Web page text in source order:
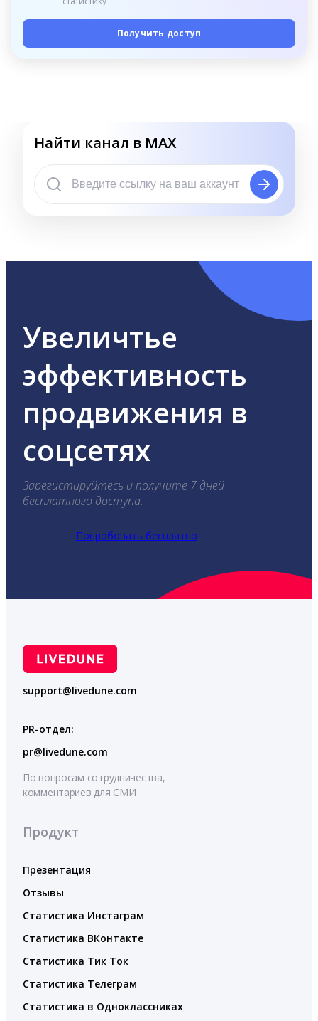
Получить доступ
Найти канал в MAX
Увеличтье
эффективность
продвижения в
соцсетях
Зарегистируйтесь и получите 7 дней
бесплатного доступа.
Попробовать бесплатно
support@livedune.com
PR-отдел:
pr@livedune.com
По вопросам сотрудничества,
комментариев для СМИ
Продукт
Презентация
Отзывы
Статистика Инстаграм
Статистика ВКонтакте
Статистика Тик Ток
Статистика Телеграм
Статистика в Одноклассниках